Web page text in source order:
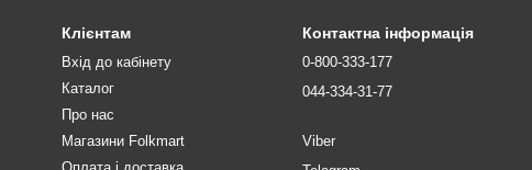
Клієнтам
Вхід до кабінету
Каталог
Про нас
Магазини Folkmart
Контактна інформація
0-800-333-177
044-334-31-77
Viber